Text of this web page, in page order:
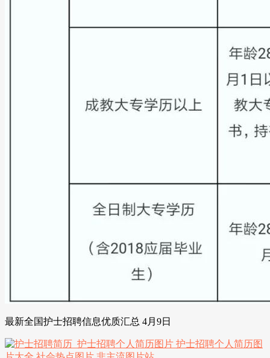
最新全国护士招聘信息优质汇总 4月9日